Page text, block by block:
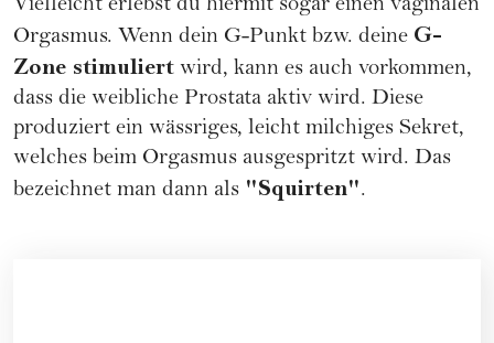
Vielleicht erlebst du hiermit sogar einen vaginalen
Orgasmus. Wenn dein G-Punkt bzw. deine G-
Zone stimuliert wird, kann es auch vorkommen,
dass die weibliche Prostata aktiv wird. Diese
produziert ein wässriges, leicht milchiges Sekret,
welches beim Orgasmus ausgespritzt wird. Das
bezeichnet man dann als "Squirten".